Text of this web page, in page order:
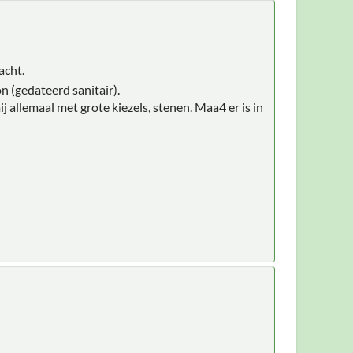
(gedateerd sanitair).
met grote kiezels, stenen. Maa4 er is in